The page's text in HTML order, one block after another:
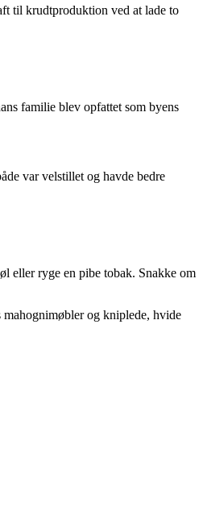
til krudtproduktion ved at lade to
familie blev opfattet som byens
var velstillet og havde bedre
eller ryge en pibe tobak. Snakke om
og kniplede, hvide